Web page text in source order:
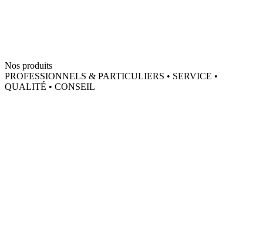
Nos produits
PROFESSIONNELS & PARTICULIERS • SERVICE •
QUALITÉ • CONSEIL